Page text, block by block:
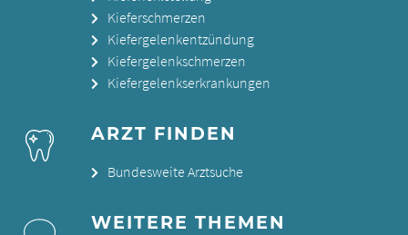
Kieferschmerzen
Kiefergelenkentzündung
Kiefergelenkschmerzen
Kiefergelenkserkrankungen
ARZT FINDEN
Bundesweite Arztsuche
WEITERE THEMEN